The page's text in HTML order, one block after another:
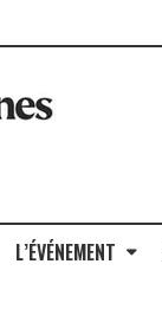
L’ÉVÉNEMENT